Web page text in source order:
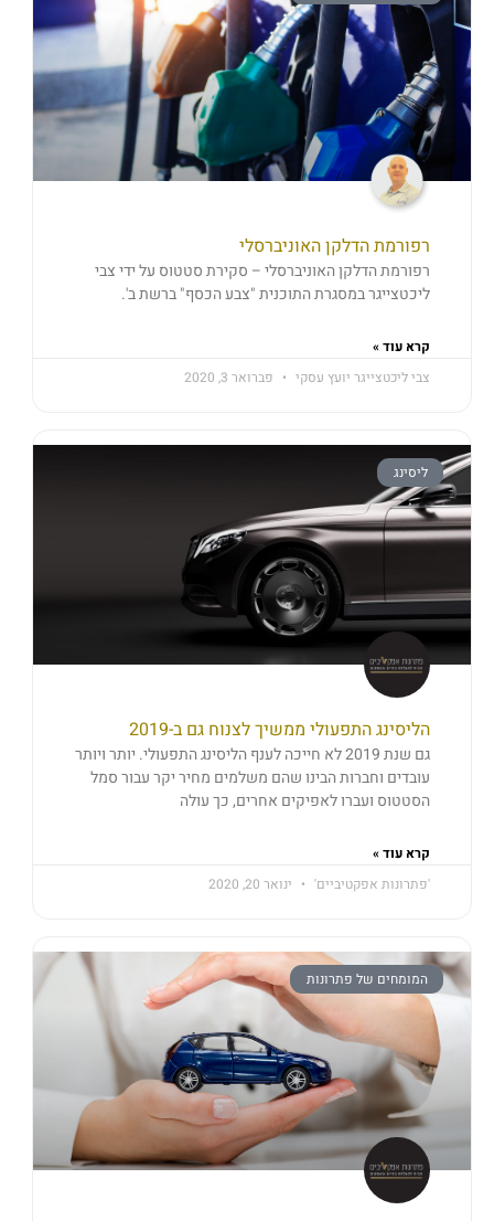
רפורמת הדלקן האוניברסלי
רפורמת הדלקן האוניברסלי – סקירת סטטוס על ידי צבי
ליכטצייגר במסגרת התוכנית "צבע הכסף" ברשת ב'.
קרא עוד »
צבי ליכטצייגר יועץ עסקי
פברואר 3, 2020
ליסינג
הליסינג התפעולי ממשיך לצנוח גם ב-2019
גם שנת 2019 לא חייכה לענף הליסינג התפעולי. יותר ויותר
עובדים וחברות הבינו שהם משלמים מחיר יקר עבור סמל
הסטטוס ועברו לאפיקים אחרים, כך עולה
קרא עוד »
'פתרונות אפקטיביים'
ינואר 20, 2020
המומחים של פתרונות